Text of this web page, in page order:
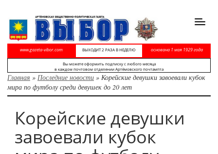
www.gazeta-vibor.com ВЫХОДИТ 2 РАЗА В НЕДЕЛЮ основана 1 мая 1929 года
Вы можете оформить подписку с любого месяца
в каждом почтовом отделении Артёмовского почтампта
Главная » Последние новости » Корейские девушки завоевали кубок
мира по футболу среди девушек до 20 лет
Корейские девушки
завоевали кубок